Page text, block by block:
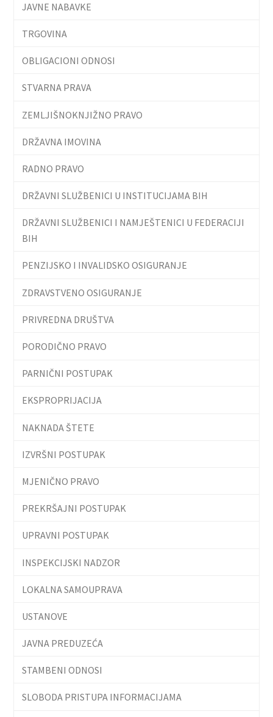
JAVNE NABAVKE
TRGOVINA
OBLIGACIONI ODNOSI
STVARNA PRAVA
ZEMLJIŠNOKNJIŽNO PRAVO
DRŽAVNA IMOVINA
RADNO PRAVO
DRŽAVNI SLUŽBENICI U INSTITUCIJAMA BIH
DRŽAVNI SLUŽBENICI I NAMJEŠTENICI U FEDERACIJI
BIH
PENZIJSKO I INVALIDSKO OSIGURANJE
ZDRAVSTVENO OSIGURANJE
PRIVREDNA DRUŠTVA
PORODIČNO PRAVO
PARNIČNI POSTUPAK
EKSPROPRIJACIJA
NAKNADA ŠTETE
IZVRŠNI POSTUPAK
MJENIČNO PRAVO
PREKRŠAJNI POSTUPAK
UPRAVNI POSTUPAK
INSPEKCIJSKI NADZOR
LOKALNA SAMOUPRAVA
USTANOVE
JAVNA PREDUZEĆA
STAMBENI ODNOSI
SLOBODA PRISTUPA INFORMACIJAMA